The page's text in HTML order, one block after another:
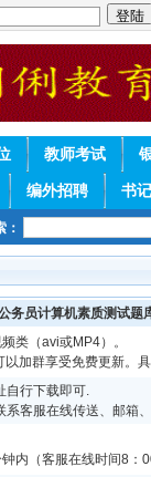
教师考试
编外招聘 书
：
务员计算机素质测试题
类（avi或MP4）。
加群享受免费更新。
自行下载即可.
客服在线传送、邮箱
内（客服在线时间8：